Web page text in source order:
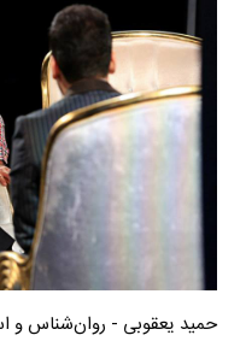
حمید یعقوبی - روان‌شناس و